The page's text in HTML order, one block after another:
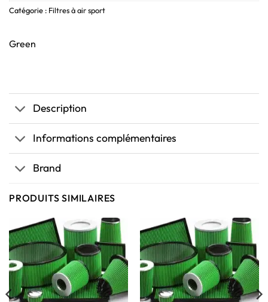
Catégorie : Filtres à air sport
Green
Description
Informations complémentaires
Brand
PRODUITS SIMILAIRES